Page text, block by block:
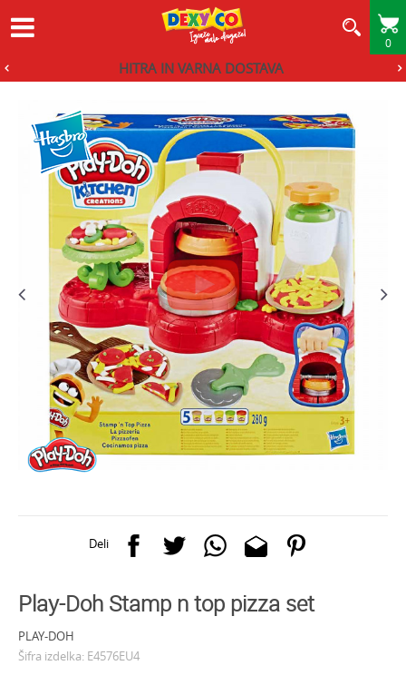
0
HITRA IN VARNA DOSTAVA
Deli
Play-Doh Stamp n top pizza set
PLAY-DOH
Šifra izdelka: E4576EU4